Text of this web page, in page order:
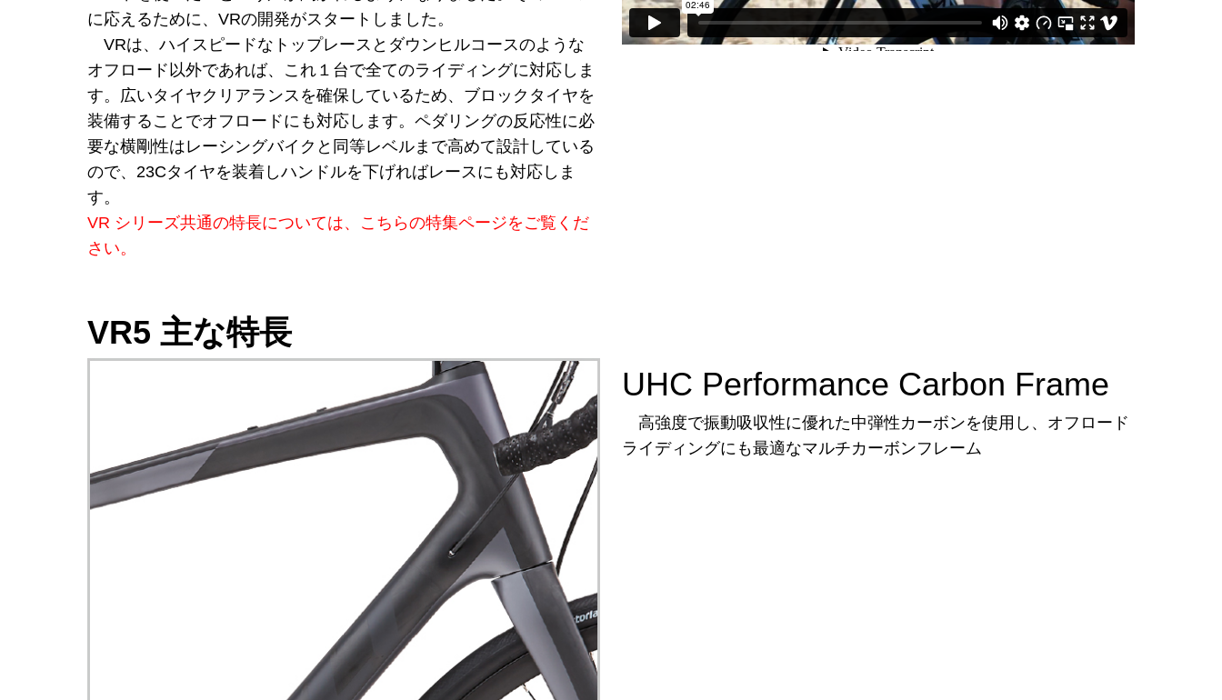
に応えるために、VRの開発がスタートしました。
VRは、ハイスピードなトップレースとダウンヒルコースのような
オフロード以外であれば、これ１台で全てのライディングに対応しま
す。広いタイヤクリアランスを確保しているため、ブロックタイヤを
装備することでオフロードにも対応します。ペダリングの反応性に必
要な横剛性はレーシングバイクと同等レベルまで高めて設計している
ので、23Cタイヤを装着しハンドルを下げればレースにも対応しま
す。
VR シリーズ共通の特長については、こちらの特集ページをご覧くだ
さい。
VR5 主な特長
UHC Performance Carbon Frame
高強度で振動吸収性に優れた中弾性カーボンを使用し、オフロード
ライディングにも最適なマルチカーボンフレーム